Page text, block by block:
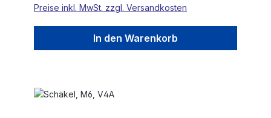
Preise inkl. MwSt. zzgl. Versandkosten
In den Warenkorb